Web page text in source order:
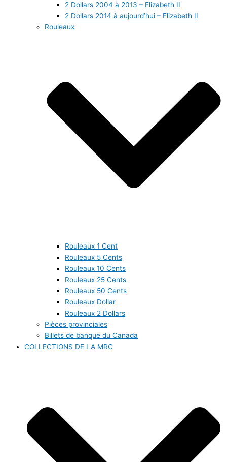
2 Dollars 2004 à 2013 – Elizabeth II
2 Dollars 2014 à aujourd’hui – Elizabeth II
Rouleaux
Rouleaux 1 Cent
Rouleaux 5 Cents
Rouleaux 10 Cents
Rouleaux 25 Cents
Rouleaux 50 Cents
Rouleaux Dollar
Rouleaux 2 Dollars
Pièces provinciales
Billets de banque du Canada
COLLECTIONS DE LA MRC